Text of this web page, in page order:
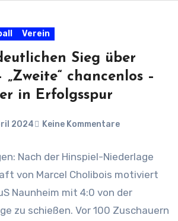
Verein
Sieg über
chancenlos –
in Erfolgsspur
2024 Keine Kommentare
Nach der Hinspiel-Niederlage
von Marcel Cholibois motiviert
Naunheim mit 4:0 von der
zu schießen. Vor 100 Zuschauern